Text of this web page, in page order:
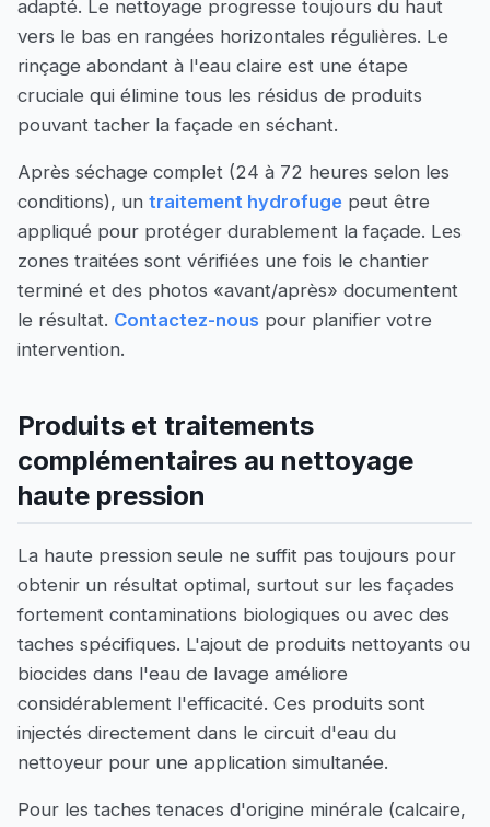
adapté. Le nettoyage progresse toujours du haut
vers le bas en rangées horizontales régulières. Le
rinçage abondant à l'eau claire est une étape
cruciale qui élimine tous les résidus de produits
pouvant tacher la façade en séchant.
Après séchage complet (24 à 72 heures selon les
conditions), un traitement hydrofuge peut être
appliqué pour protéger durablement la façade. Les
zones traitées sont vérifiées une fois le chantier
terminé et des photos «avant/après» documentent
le résultat. Contactez-nous pour planifier votre
intervention.
Produits et traitements
complémentaires au nettoyage
haute pression
La haute pression seule ne suffit pas toujours pour
obtenir un résultat optimal, surtout sur les façades
fortement contaminations biologiques ou avec des
taches spécifiques. L'ajout de produits nettoyants ou
biocides dans l'eau de lavage améliore
considérablement l'efficacité. Ces produits sont
injectés directement dans le circuit d'eau du
nettoyeur pour une application simultanée.
Pour les taches tenaces d'origine minérale (calcaire,